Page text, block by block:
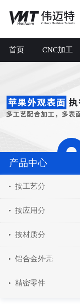
首页 CNC加工
产品中心
按工艺分
按应用分
按材质分
铝合金外壳
精密零件